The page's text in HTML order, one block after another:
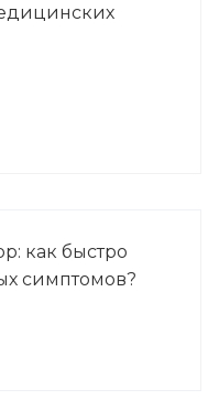
как быстро
симптомов?